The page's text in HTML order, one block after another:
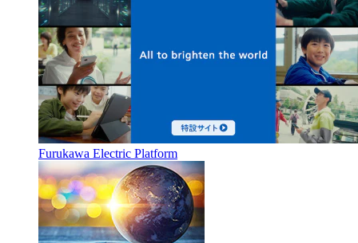
Furukawa Electric Platform